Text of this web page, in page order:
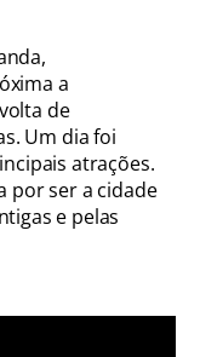
a
de
Um dia foi
atrações.
por ser a cidade
e pelas